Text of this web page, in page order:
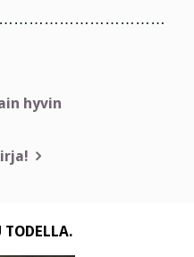
hyvin
TODELLA.